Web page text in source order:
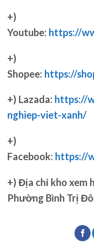
+)
Youtube: https://
+)
Shopee: https://
+) Lazada: https://
nghiep-viet-xanh/
+)
Facebook: https://
+) Địa chỉ kho xem
Phường Bình Trị